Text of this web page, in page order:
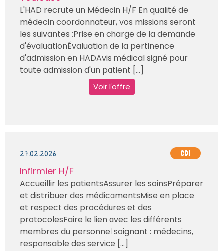
L'HAD recrute un Médecin H/F En qualité de
médecin coordonnateur, vos missions seront
les suivantes :Prise en charge de la demande
d'évaluationÉvaluation de la pertinence
d'admission en HADAvis médical signé pour
toute admission d'un patient [...]
Voir l'offre
27.02.2026 CDI
Infirmier H/F
Accueillir les patientsAssurer les soinsPréparer
et distribuer des médicamentsMise en place
et respect des procédures et des
protocolesFaire le lien avec les différents
membres du personnel soignant : médecins,
responsable des service [...]